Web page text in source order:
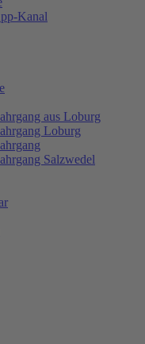
Kanal
aus Loburg
Loburg
Salzwedel